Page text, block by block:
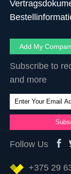
Add My
Subscribe to
and more
Follow Us
+375 29